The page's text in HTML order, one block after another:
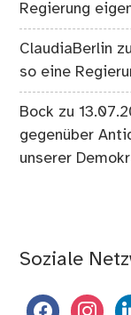
Regierung
ClaudiaBerlin zu
so eine
Bock zu
gegenüber
unserer
Soziale
facebook